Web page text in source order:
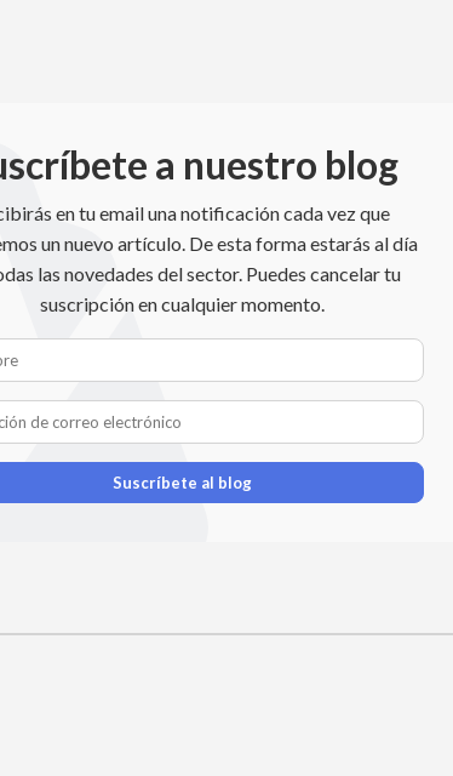
a nuestro blog
en tu email una notificación cada vez que
un nuevo artículo. De esta forma estarás al día
las novedades del sector. Puedes cancelar tu
suscripción en cualquier momento.
Suscríbete al blog